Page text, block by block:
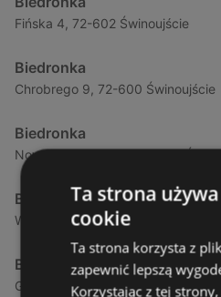
Fińska 4, 72-602 Świnoujście
Biedronka
Chrobrego 9, 72-600 Świnoujście
Biedronka
Nowokarsiborska 2, 72-600
Biedronka
Wojska Polskiego 16a, 72-600
Biedronka
Gryfa Pomorskiego, 72-500
Ta strona
cookie
Ta strona korzysta z
zapewnić lepszą
Korzystając z tej